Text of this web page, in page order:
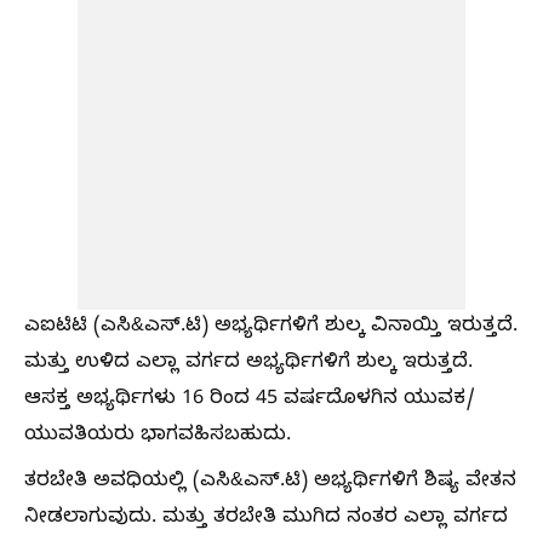
ಎಐಟಿಟಿ (ಎಸಿ&ಎಸ್.ಟಿ) ಅಭ್ಯರ್ಥಿಗಳಿಗೆ ಶುಲ್ಕ ವಿನಾಯ್ತಿ ಇರುತ್ತದೆ.
ಮತ್ತು ಉಳಿದ ಎಲ್ಲಾ ವರ್ಗದ ಅಭ್ಯರ್ಥಿಗಳಿಗೆ ಶುಲ್ಕ ಇರುತ್ತದೆ.
ಆಸಕ್ತ ಅಭ್ಯರ್ಥಿಗಳು 16 ರಿಂದ 45 ವರ್ಷದೊಳಗಿನ ಯುವಕ/
ಯುವತಿಯರು ಭಾಗವಹಿಸಬಹುದು.
ತರಬೇತಿ ಅವಧಿಯಲ್ಲಿ (ಎಸಿ&ಎಸ್.ಟಿ) ಅಭ್ಯರ್ಥಿಗಳಿಗೆ ಶಿಷ್ಯ ವೇತನ
ನೀಡಲಾಗುವುದು. ಮತ್ತು ತರಬೇತಿ ಮುಗಿದ ನಂತರ ಎಲ್ಲಾ ವರ್ಗದ